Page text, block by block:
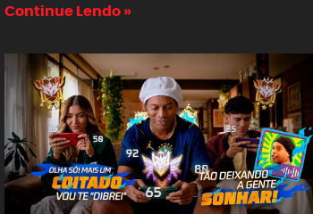
Continue Lendo »